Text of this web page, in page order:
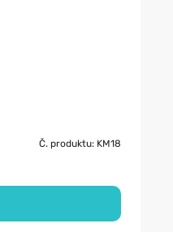
Č. produktu: KM18